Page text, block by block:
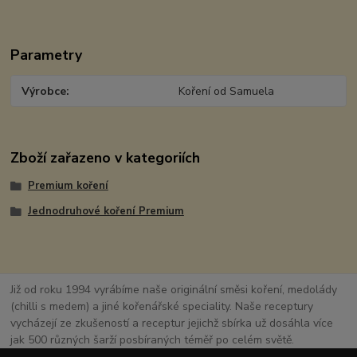
Parametry
Výrobce Koření od Samuela
Zboží zařazeno v kategoriích
Premium koření
Jednodruhové koření Premium
Již od roku 1994 vyrábíme naše originální směsi koření, medolády
(chilli s medem) a jiné kořenářské speciality. Naše receptury
vycházejí ze zkušeností a receptur jejichž sbírka už dosáhla více
jak 500 různých šarží posbíraných téměř po celém světě.